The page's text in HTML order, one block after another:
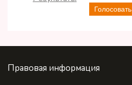
Голосовать
Правовая информация